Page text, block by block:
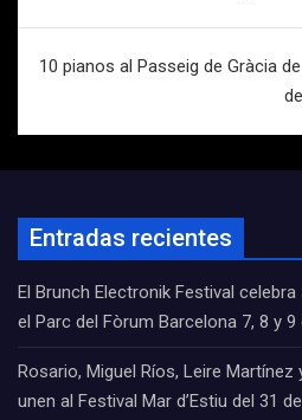
10 pianos al Passeig de Gràcia
Entradas recientes
El Brunch Electronik Festival
el Parc del Fòrum Barcelona 7, 8 y
Rosario, Miguel Ríos, Leire
unen al Festival Mar d’Estiu del 31